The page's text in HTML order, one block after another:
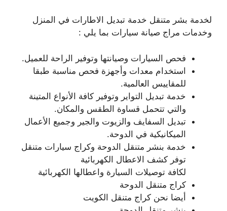
لخدمة بشر متنقل خدمة تبديل الاطارات في المنزل
وخدمات مراج صيانة سيارات بما يلي :
فحص السيارات وصيانتها وتوفير الراحة للعميل.
استخدام معدات وأجهزة فحص مناسبة طبقا
للمقاييس العالمية.
خدمة تبديل التواير وتوفير كافة الأنواع المتينة
والتي تتحمل قساوة الطقس والمكان.
تبديل السفايف والزيوت والجير وجميع الأعمال
الميكانيكية في الدوحة.
خدمة بنشر متنقل الدوحة وكراج سيارات متنقل
توفر كشف الاعطال الكهربائية
لكافة توصيلات السيارة واعطالها الكهربائية
كراج متنقل الدوحة
أيضا نحن كراج متنقل الكويت